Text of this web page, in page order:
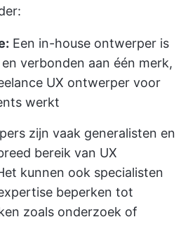
Een in-house ontwerper is
verbonden aan één merk,
UX ontwerper voor
werkt
zijn vaak generalisten en
bereik van UX
kunnen ook specialisten
beperken tot
zoals onderzoek of